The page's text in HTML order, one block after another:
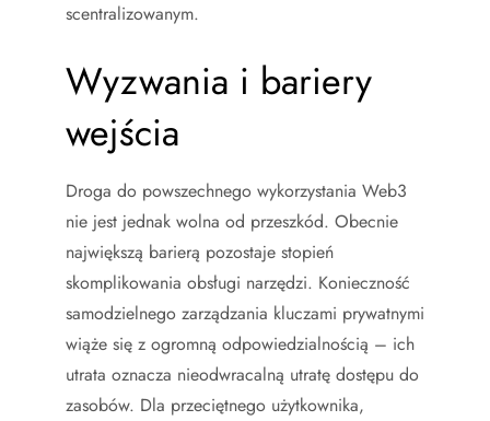
scentralizowanym.
Wyzwania i bariery
wejścia
Droga do powszechnego wykorzystania Web3
nie jest jednak wolna od przeszkód. Obecnie
największą barierą pozostaje stopień
skomplikowania obsługi narzędzi. Konieczność
samodzielnego zarządzania kluczami prywatnymi
wiąże się z ogromną odpowiedzialnością – ich
utrata oznacza nieodwracalną utratę dostępu do
zasobów. Dla przeciętnego użytkownika,